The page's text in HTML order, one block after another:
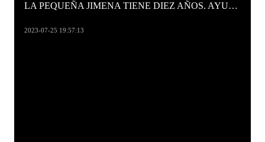
LA PEQUEÑA JIMENA TIENE DIEZ AÑOS. AYUDA A SU MADRE VENDIENDO CHICLES Y GOLOSINAS EN LA CIUDAD DE COCHABAMBA
2023-07-25 19:57:13